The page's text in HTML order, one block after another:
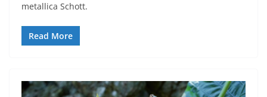
metallica Schott.
Read More